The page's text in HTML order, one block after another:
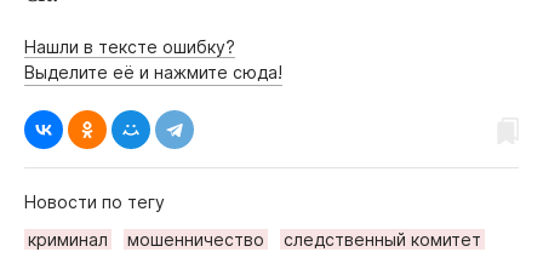
Нашли в тексте ошибку?
Выделите её и нажмите сюда!
Новости по тегу
криминал
мошенничество следственный комитет